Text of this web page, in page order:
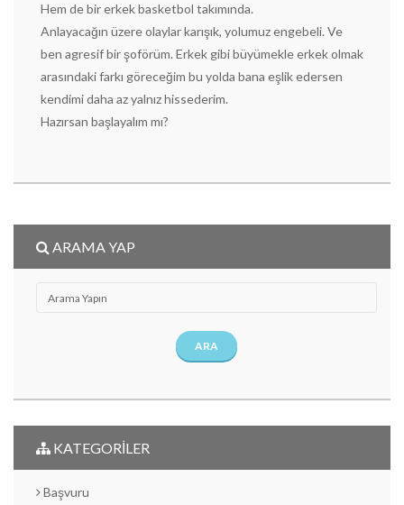
Hem de bir erkek basketbol takımında.
Anlayacağın üzere olaylar karışık, yolumuz engebeli. Ve
ben agresif bir şoförüm. Erkek gibi büyümekle erkek olmak
arasındaki farkı göreceğim bu yolda bana eşlik edersen
kendimi daha az yalnız hissederim.
Hazırsan başlayalım mı?
ARAMA YAP
ARA
KATEGORİLER
Başvuru